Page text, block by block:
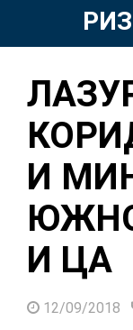
И
И ЦА
12/09/2018